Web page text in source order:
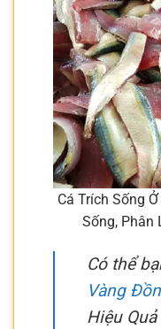
Cá Trích Sống
Sống, Phân
Có thể
Vàng
Hiệu